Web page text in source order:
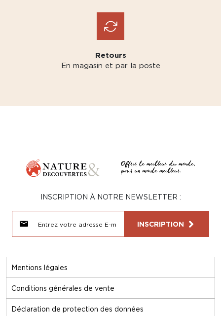
Retours
En magasin et par la poste
Mentions légales
Conditions générales de vente
Déclaration de protection des données
INSCRIPTION À NOTRE NEWSLETTER :
INSCRIPTION